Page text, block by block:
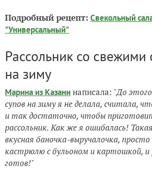
Подробный рецепт: Свекольный
"Универсальный"
Рассольник со свежими
на зиму
Марина из Казанинаписала: "До этого
супов на зиму я не делала, считала,
и так достаточно, чтобы
рассольник. Как же я ошибалась!
вкусная баночка-выручалочка, просто
кастрюлю с бульоном и картошкой, и
готов!"